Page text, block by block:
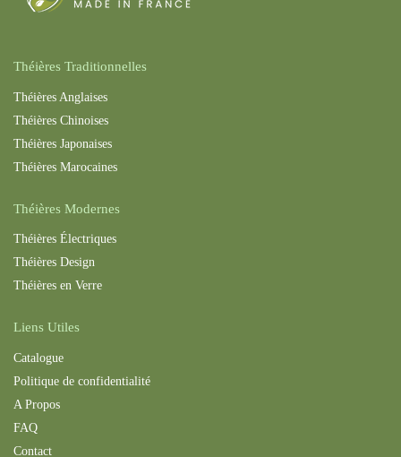
Théières Traditionnelles
Théières Anglaises
Théières Chinoises
Théières Japonaises
Théières Marocaines
Théières Modernes
Théières Électriques
Théières Design
Théières en Verre
Liens Utiles
Catalogue
Politique de confidentialité
A Propos
FAQ
Contact